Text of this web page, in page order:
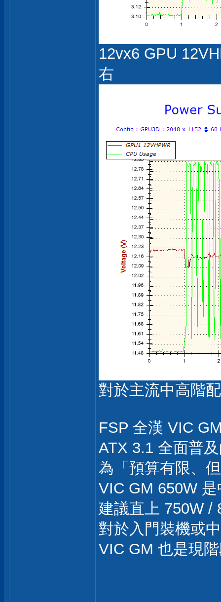
12vx6 GPU
右
對於主流中高階
FSP 全漢 VIC
ATX 3.1 全面普
為「預算有限、
VIC GM 650W
建議直上 750W /
對於入門裝機或
VIC GM 也是現